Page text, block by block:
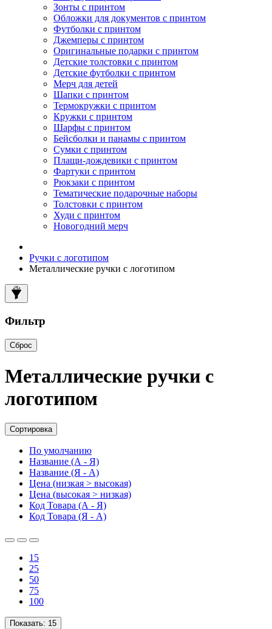
Зонты с принтом
Обложки для документов с принтом
Футболки с принтом
Джемперы с принтом
Оригинальные подарки с принтом
Детские толстовки с принтом
Детские футболки с принтом
Мерч для детей
Шапки с принтом
Термокружки с принтом
Кружки с принтом
Шарфы с принтом
Бейсболки и панамы с принтом
Сумки с принтом
Плащи-дождевики с принтом
Фартуки с принтом
Рюкзаки с принтом
Тематические подарочные наборы
Толстовки с принтом
Худи с принтом
Новогодний мерч
Ручки с логотипом
Металлические ручки с логотипом
Фильтр
Сброс
Металлические ручки с
логотипом
Сортировка
По умолчанию
Название (А - Я)
Название (Я - А)
Цена (низкая > высокая)
Цена (высокая > низкая)
Код Товара (А - Я)
Код Товара (Я - А)
15
25
50
75
100
Показать: 15